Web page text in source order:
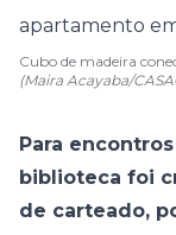
Cubo de madeira
(Maira Acayaba/
Para
biblioteca foi
de carteado,